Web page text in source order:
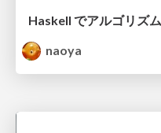
naoya